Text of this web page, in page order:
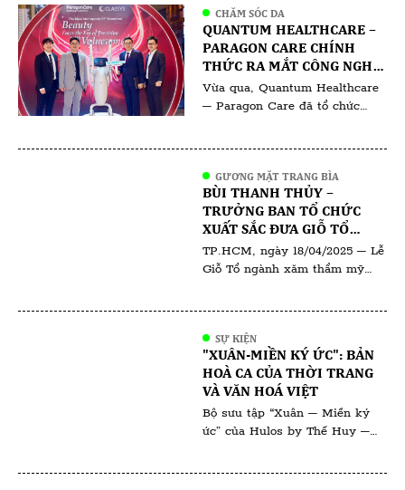
Thảo Nguyên chuyên gia phun
xăm thẩm mỹ có hơn 10 năm
hoạt động trong lĩnh vực làm
đẹp. Theo đại diện Hiệp hội, […]
CHĂM SÓC DA
QUANTUM HEALTHCARE –
PARAGON CARE CHÍNH
THỨC RA MẮT CÔNG NGHỆ
RF ĐƠN CỰC VOLNEWMER:
ĐỊNH HÌNH CHUẨN MỰC
Vừa qua, Quantum Healthcare
– Paragon Care đã tổ chức
gia da liễu, bác sĩ thẩm mỹ, kỹ
thuật viên và các đơn vị đối tác
trong ngành. Sự kiện không chỉ
là màn giới thiệu […]
GƯƠNG MẶT TRANG BÌA
BÙI THANH THỦY –
TRƯỞNG BAN TỔ CHỨC
XUẤT SẮC ĐƯA GIỖ TỔ
NGÀNH PHUN XĂM THẨM
MỸ VIỆT NAM 2025 ĐẾN
TP.HCM, ngày 18/04/2025 – Lễ
Giỗ Tổ ngành xăm thẩm mỹ
gia, nghệ nhân và đơn vị uy tín
trong ngành. Đứng sau thành
công của sự kiện là Trưởng ban
tổ chức – bà Bùi Thanh Thủy,
[…]
SỰ KIỆN
"XUÂN-MIỀN KÝ ỨC": BẢN
HOÀ CA CỦA THỜI TRANG
VÀ VĂN HOÁ VIỆT
Bộ sưu tập “Xuân – Miền ký
ức” của Hulos by Thế Huy –